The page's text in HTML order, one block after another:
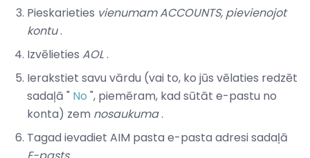
Pieskarieties vienumam ACCOUNTS, pievienojot
kontu.
Izvēlieties AOL.
Ierakstiet savu vārdu (vai to, ko jūs vēlaties redzēt
sadaļā " No ", piemēram, kad sūtāt e-pastu no
konta) zem nosaukuma.
Tagad ievadiet AIM pasta e-pasta adresi sadaļā